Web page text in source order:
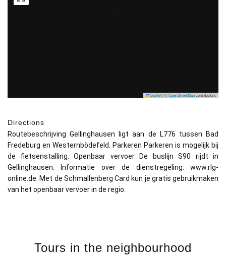
Leaflet|©OpenStreetMapcontributors
Directions
Routebeschrijving Gellinghausen ligt aan de L776 tussen Bad
Fredeburg en Westernbödefeld. Parkeren Parkeren is mogelijk bij
de fietsenstalling. Openbaar vervoer De buslijn S90 rijdt in
Gellinghausen. Informatie over de dienstregeling: www.rlg-
online.de. Met de Schmallenberg Card kun je gratis gebruikmaken
van het openbaar vervoer in de regio.
Tours in the neighbourhood